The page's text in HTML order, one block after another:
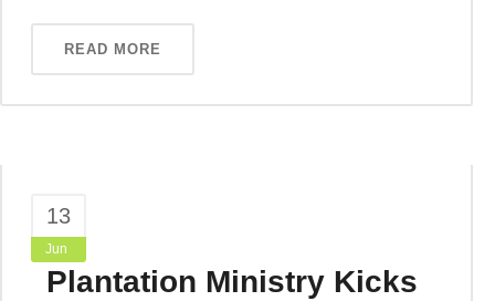
READ MORE
13
Jun
Plantation Ministry Kicks